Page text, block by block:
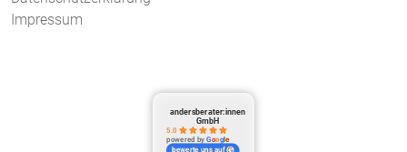
Impressum
andersberater:innen
GmbH
5.0
powered by Google
bewerte uns auf